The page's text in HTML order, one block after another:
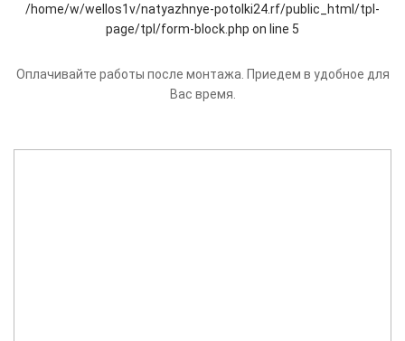
Оплачивайте работы после монтажа. Приедем в удобное для
Вас время.